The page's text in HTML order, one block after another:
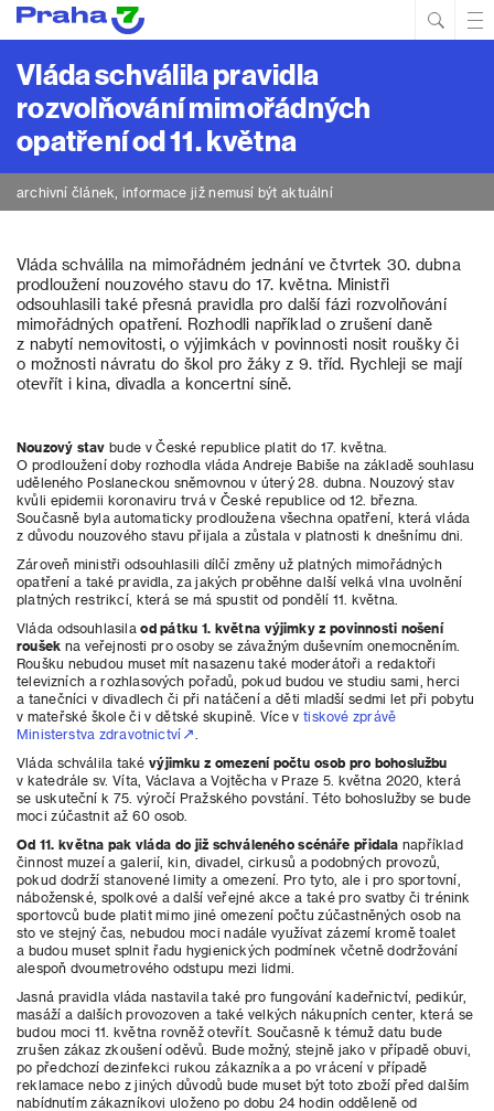
Vláda schválila pravidla
rozvolňování mimořádných
opatření od 11. května
archivní článek, informace již nemusí být aktuální
Vláda schválila na mimořádném jednání ve čtvrtek 30. dubna
prodloužení nouzového stavu do 17. května. Ministři
odsouhlasili také přesná pravidla pro další fázi rozvolňování
mimořádných opatření. Rozhodli například o zrušení daně
z nabytí nemovitosti, o výjimkách v povinnosti nosit roušky či
o možnosti návratu do škol pro žáky z 9. tříd. Rychleji se mají
otevřít i kina, divadla a koncertní síně.
Nouzový stav bude v České republice platit do 17. května.
O prodloužení doby rozhodla vláda Andreje Babiše na základě souhlasu
uděleného Poslaneckou sněmovnou v úterý 28. dubna. Nouzový stav
kvůli epidemii koronaviru trvá v České republice od 12. března.
Současně byla automaticky prodloužena všechna opatření, která vláda
z důvodu nouzového stavu přijala a zůstala v platnosti k dnešnímu dni.
Zároveň ministři odsouhlasili dílčí změny už platných mimořádných
opatření a také pravidla, za jakých proběhne další velká vlna uvolnění
platných restrikcí, která se má spustit od pondělí 11. května.
Vláda odsouhlasilaod pátku 1. května výjimky z povinnosti nošení
roušek na veřejnosti pro osoby se závažným duševním onemocněním.
Roušku nebudou muset mít nasazenu také moderátoři a redaktoři
televizních a rozhlasových pořadů, pokud budou ve studiu sami, herci
a tanečníci v divadlech či při natáčení a děti mladší sedmi let při pobytu
v mateřské škole či v dětské skupině. Více vtiskové zprávě
Ministerstva zdravotnictví
Vláda schválila takévýjimku z omezení počtu osob pro bohoslužbu
v katedrále sv. Víta, Václava a Vojtěcha v Praze 5. května 2020, která
se uskuteční k 75. výročí Pražského povstání. Této bohoslužby se bude
moci zúčastnit až 60 osob.
Od 11. května pak vláda do již schváleného scénáře přidala například
činnost muzeí a galerií, kin, divadel, cirkusů a podobných provozů,
pokud dodrží stanovené limity a omezení. Pro tyto, ale i pro sportovní,
náboženské, spolkové a další veřejné akce a také pro svatby či trénink
sportovců bude platit mimo jiné omezení počtu zúčastněných osob na
sto ve stejný čas, nebudou moci nadále využívat zázemí kromě toalet
a budou muset splnit řadu hygienických podmínek včetně dodržování
alespoň dvoumetrového odstupu mezi lidmi.
Jasná pravidla vláda nastavila také pro fungování kadeřnictví, pedikúr,
masáží a dalších provozoven a také velkých nákupních center, která se
budou moci 11. května rovněž otevřít. Současně k témuž datu bude
zrušen zákaz zkoušení oděvů. Bude možný, stejně jako v případě obuvi,
po předchozí dezinfekci rukou zákazníka a po vrácení v případě
reklamace nebo z jiných důvodů bude muset být toto zboží před dalším
nabídnutím zákazníkovi uloženo po dobu 24 hodin odděleně od